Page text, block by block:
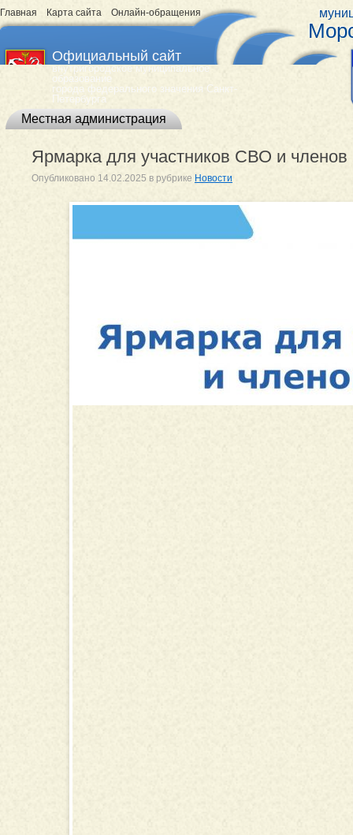
Главная Карта сайта Онлайн-обращения
Официальный сайт
внутригородское муниципальное
образование
города федерального значения Санкт-
Петербурга
Местная администрация
Ярмарка для участников СВО и членов
Опубликовано 14.02.2025 в рубрике Новости